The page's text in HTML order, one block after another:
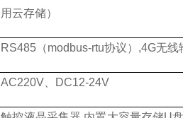
用云存储）
RS485 （modbus-rtu协议） ,4G无线
AC220V DC12-24V